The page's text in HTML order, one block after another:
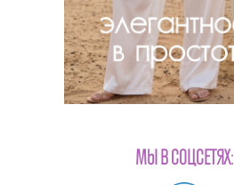
МЫ В СОЦСЕТЯХ: